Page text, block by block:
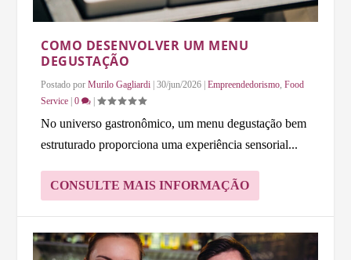
COMO DESENVOLVER UM MENU
DEGUSTAÇÃO
Postado porMurilo Gagliardi |30/jun/2026 |Empreendedorismo,Food
Service |0 |
No universo gastronômico, um menu degustação bem
estruturado proporciona uma experiência sensorial...
CONSULTE MAIS INFORMAÇÃO